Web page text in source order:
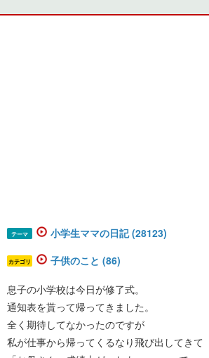
テーマ 小学生ママの日記 (28123)
カテゴリ 子供のこと (86)
息子の小学校は今日が修了式。
通知表を貰って帰ってきました。
全く期待してなかったのですが
私が仕事から帰ってくるなり飛び出してきて